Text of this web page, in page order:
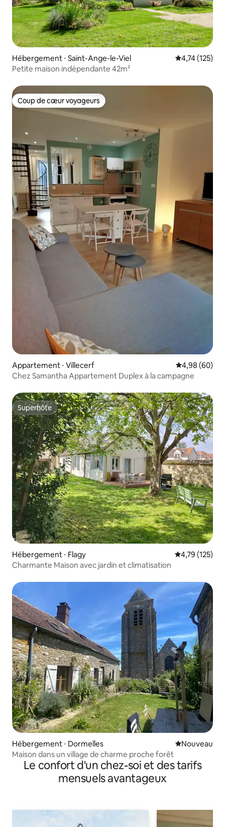
Hébergement ⋅ Saint-Ange-le-Viel Évaluation
4,74 (125)
Petite maison indépendante 42m²
Coup de cœur voyageurs
Coup de cœur voyageurs
Appartement ⋅ Villecerf Évaluation
4,98 (60)
Chez Samantha Appartement Duplex à la campagne
Superhôte
Superhôte
Hébergement ⋅ Flagy Évaluation
4,79 (125)
Charmante Maison avec jardin et climatisation
Hébergement ⋅ Dormelles Nouvel
Nouveau
Maison dans un village de charme proche forêt
Le confort d'un chez-soi et des tarifs
mensuels avantageux